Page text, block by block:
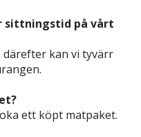
sittningstid på vårt
kan vi tyvärr
ett köpt matpaket.